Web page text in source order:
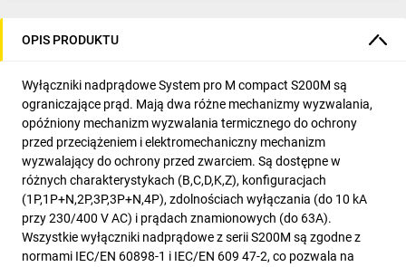
OPIS PRODUKTU
Wyłączniki nadprądowe System pro M compact S200M są
ograniczające prąd. Mają dwa różne mechanizmy wyzwalania,
opóźniony mechanizm wyzwalania termicznego do ochrony
przed przeciążeniem i elektromechaniczny mechanizm
wyzwalający do ochrony przed zwarciem. Są dostępne w
różnych charakterystykach (B,C,D,K,Z), konfiguracjach
(1P,1P+N,2P,3P,3P+N,4P), zdolnościach wyłączania (do 10 kA
przy 230/400 V AC) i prądach znamionowych (do 63A).
Wszystkie wyłączniki nadprądowe z serii S200M są zgodne z
normami IEC/EN 60898-1 i IEC/EN 609 47-2, co pozwala na